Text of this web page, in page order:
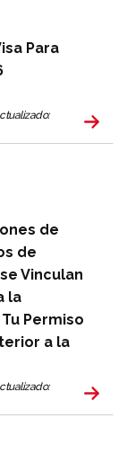
Para
de
de
Vinculan
la
Permiso
a la